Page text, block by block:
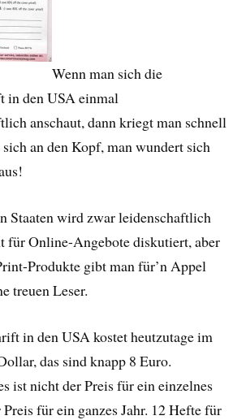
Wenn man sich die
in den USA einmal
anschaut, dann kriegt man schnell
an den Kopf, man wundert sich
Staaten wird zwar leidenschaftlich
für Online-Angebote diskutiert, aber
Produkte gibt man für’n Appel
treuen Leser.
in den USA kostet heutzutage im
das sind knapp 8 Euro.
ist nicht der Preis für ein einzelnes
für ein ganzes Jahr. 12 Hefte für